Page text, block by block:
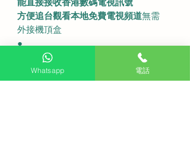
方便追台觀看本地免費電視頻道無需
外接機頂盒
●
產品精確尺吋
不連座檯架尺吋
：1927 (闊) x 1104 (高)
x 59.9 (深) 毫米
Whatsapp 電話